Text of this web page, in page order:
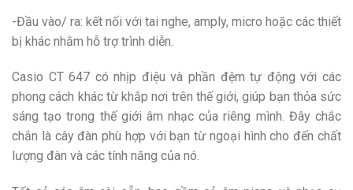
-Đầu vào/ ra: kết nối với tai nghe, amply, micro hoặc các thiết
bị khác nhằm hỗ trợ trình diễn.
Casio CT 647 có nhịp điệu và phần đệm tự động với các
phong cách khác từ khắp nơi trên thế giới, giúp bạn thỏa sức
sáng tạo trong thế giới âm nhạc của riêng mình. Đây chắc
chắn là cây đàn phù hợp với bạn từ ngoại hình cho đến chất
lượng đàn và các tính năng của nó.